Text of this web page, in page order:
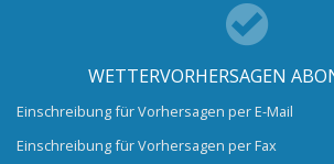
WETTERVORHERSAGEN
Einschreibung für Vorhersagen per E-Mail
Einschreibung für Vorhersagen per Fax